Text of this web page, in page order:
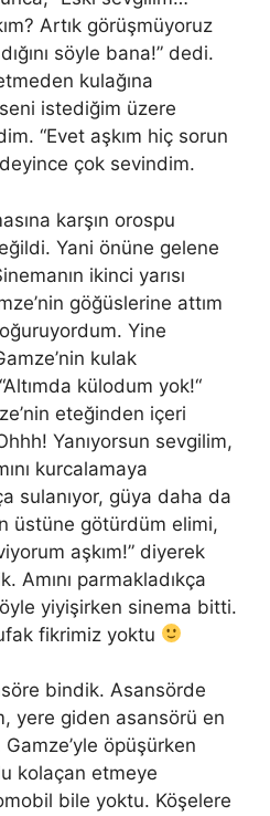
Artık görüşmüyoruz
söyle bana!” dedi.
kulağına
istediğim üzere
“Evet aşkım hiç sorun
çok sevindim.
karşın orospu
Yani önüne gelene
ikinci yarısı
göğüslerine attım
Yine
kulak
külodum yok!“
eteğinden içeri
Yanıyorsun sevgilim,
ını kurcalamaya
sulanıyor, güya daha da
üstüne götürdüm elimi,
aşkım!” diyerek
Amını parmakladıkça
yiyişirken sinema bitti.
fikrimiz yoktu
bindik. Asansörde
yere giden asansörü en
öpüşürken
kolaçan etmeye
bile yoktu. Köşelere